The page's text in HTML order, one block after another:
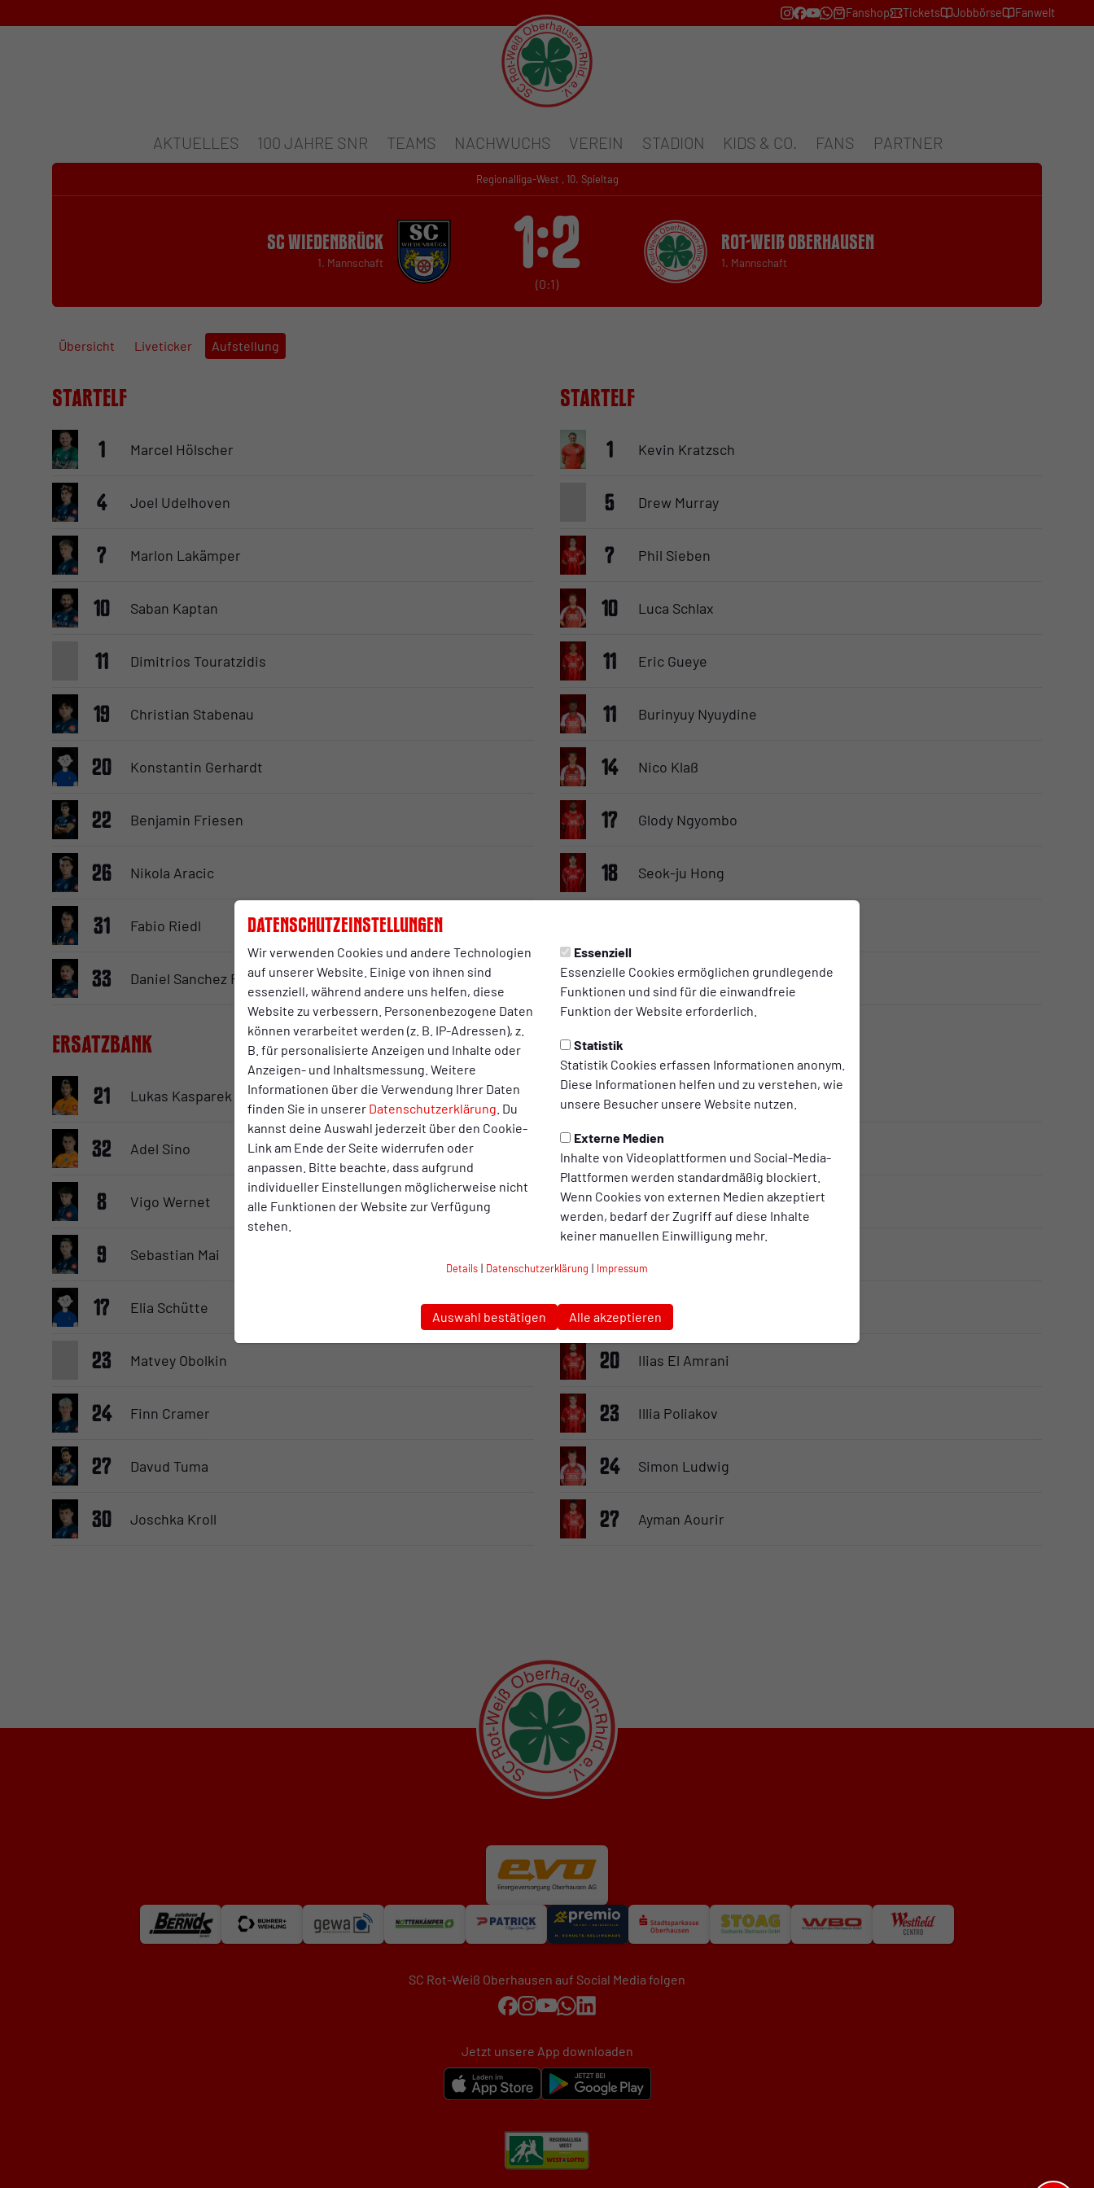
Datenschutzeinstellungen
Wir verwenden Cookies und andere Technologien
auf unserer Website. Einige von ihnen sind
essenziell, während andere uns helfen, diese
Website zu verbessern. Personenbezogene Daten
können verarbeitet werden (z. B. IP-Adressen), z.
B. für personalisierte Anzeigen und Inhalte oder
Anzeigen- und Inhaltsmessung. Weitere
Informationen über die Verwendung Ihrer Daten
finden Sie in unserer Datenschutzerklärung . Du
kannst deine Auswahl jederzeit über den Cookie-
Link am Ende der Seite widerrufen oder
anpassen. Bitte beachte, dass aufgrund
individueller Einstellungen möglicherweise nicht
alle Funktionen der Website zur Verfügung
stehen.
Essenziell
Essenzielle Cookies ermöglichen grundlegende
Funktionen und sind für die einwandfreie
Funktion der Website erforderlich.
Statistik
Statistik Cookies erfassen Informationen anonym.
Diese Informationen helfen und zu verstehen, wie
unsere Besucher unsere Website nutzen.
Externe Medien
Inhalte von Videoplattformen und Social-Media-
Plattformen werden standardmäßig blockiert.
Wenn Cookies von externen Medien akzeptiert
werden, bedarf der Zugriff auf diese Inhalte
keiner manuellen Einwilligung mehr.
Details | Datenschutzerklärung | Impressum
Auswahl bestätigen Alle akzeptieren
Fanshop Tickets Jobbörse Fanwelt
AKTUELLES 100 JAHRE SNR TEAMS NACHWUCHS VEREIN STADION KIDS & CO. FANS PARTNER
Regionalliga-West , 10. Spieltag
SC Wiedenbrück
1. Mannschaft 1:2
(0:1)
Rot-Weiß Oberhausen
1. Mannschaft
Übersicht Liveticker Aufstellung
Startelf
1 Marcel Hölscher
4 Joel Udelhoven
7 Marlon Lakämper
10 Saban Kaptan
11 Dimitrios Touratzidis
19 Christian Stabenau
20 Konstantin Gerhardt
22 Benjamin Friesen
26 Nikola Aracic
31 Fabio Riedl
33 Daniel Sanchez Ruiz Diaz
Ersatzbank
21 Lukas Kasparek
32 Adel Sino
8 Vigo Wernet
9 Sebastian Mai
17 Elia Schütte
23 Matvey Obolkin
24 Finn Cramer
27 Davud Tuma
30 Joschka Kroll
Startelf
1 Kevin Kratzsch
5 Drew Murray
7 Phil Sieben
10 Luca Schlax
11 Eric Gueye
11 Burinyuy Nyuydine
14 Nico Klaß
17 Glody Ngyombo
18 Seok-ju Hong
29 Michel Niemeyer
Ersatzbank
28 Ryan Valentine
3 Pierre Fassnacht
6 Elias Demirarslan
9 Christopher Schepp
20 Ilias El Amrani
23 Illia Poliakov
24 Simon Ludwig
27 Ayman Aourir
SC Rot-Weiß Oberhausen auf Social Media folgen
Jetzt unsere App downloaden